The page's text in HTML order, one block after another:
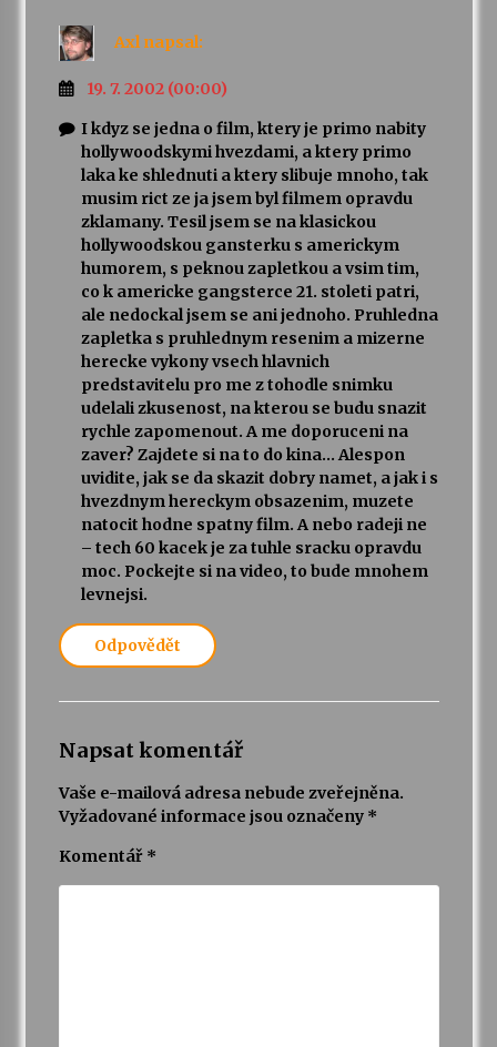
Axl napsal:
19. 7. 2002 (00:00)
I kdyz se jedna o film, ktery je primo nabity
hollywoodskymi hvezdami, a ktery primo
laka ke shlednuti a ktery slibuje mnoho, tak
musim rict ze ja jsem byl filmem opravdu
zklamany. Tesil jsem se na klasickou
hollywoodskou gansterku s americkym
humorem, s peknou zapletkou a vsim tim,
co k americke gangsterce 21. stoleti patri,
ale nedockal jsem se ani jednoho. Pruhledna
zapletka s pruhlednym resenim a mizerne
herecke vykony vsech hlavnich
predstavitelu pro me z tohodle snimku
udelali zkusenost, na kterou se budu snazit
rychle zapomenout. A me doporuceni na
zaver? Zajdete si na to do kina… Alespon
uvidite, jak se da skazit dobry namet, a jak i s
hvezdnym hereckym obsazenim, muzete
natocit hodne spatny film. A nebo radeji ne
– tech 60 kacek je za tuhle sracku opravdu
moc. Pockejte si na video, to bude mnohem
levnejsi.
Odpovědět
Napsat komentář
Vaše e-mailová adresa nebude zveřejněna.
Vyžadované informace jsou označeny *
Komentář *